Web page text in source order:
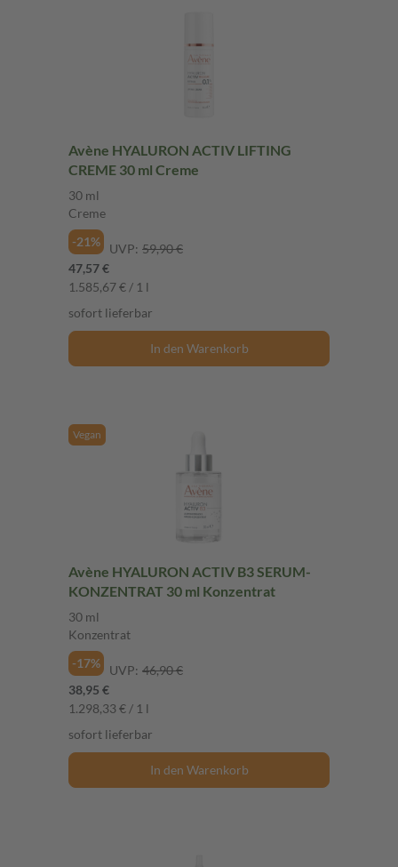
Avène HYALURON ACTIV LIFTING
CREME 30 ml Creme
30 ml
Creme
-21%
UVP: 59,90 €
47,57 €
1.585,67 € / 1 l
sofort lieferbar
In den Warenkorb
Vegan
Avène HYALURON ACTIV B3 SERUM-
KONZENTRAT 30 ml Konzentrat
30 ml
Konzentrat
-17%
UVP: 46,90 €
38,95 €
1.298,33 € / 1 l
sofort lieferbar
In den Warenkorb